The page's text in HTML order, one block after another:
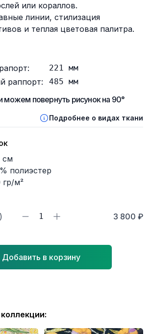
или кораллов.
линии, стилизация
и теплая цветовая палитра.
221 мм
раппорт: 485 мм
можем повернуть рисунок на 90°
Подробнее о видах ткани
см
полиэстер
гр/м²
1 3 800 ₽
Добавить в корзину